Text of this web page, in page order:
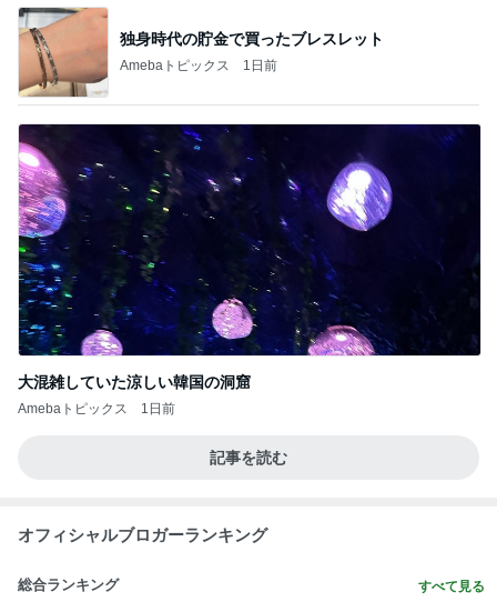
独身時代の貯金で買ったブレスレット
Amebaトピックス 1日前
大混雑していた涼しい韓国の洞窟
Amebaトピックス 1日前
記事を読む
オフィシャルブロガーランキング
総合ランキング すべて見る